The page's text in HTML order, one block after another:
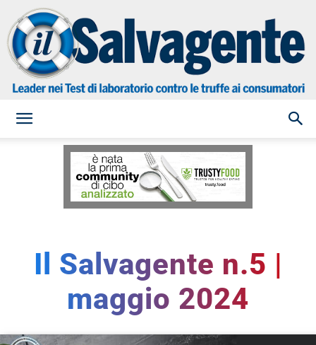
Salvagente
Il Salvagente n.5 |
maggio 2024